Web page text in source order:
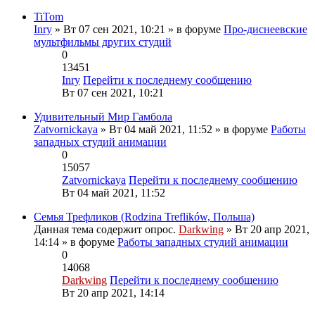
TiTom
Inry » Вт 07 сен 2021, 10:21 » в форуме Про-диснеевские
мультфильмы других студий
0
13451
Inry Перейти к последнему сообщению
Вт 07 сен 2021, 10:21
Удивительный Мир Гамбола
Zatvornickaya » Вт 04 май 2021, 11:52 » в форуме Работы
западных студий анимации
0
15057
Zatvornickaya Перейти к последнему сообщению
Вт 04 май 2021, 11:52
Семья Трефликов (Rodzina Treflików, Польша)
Данная тема содержит опрос. Darkwing » Вт 20 апр 2021,
14:14 » в форуме Работы западных студий анимации
0
14068
Darkwing Перейти к последнему сообщению
Вт 20 апр 2021, 14:14